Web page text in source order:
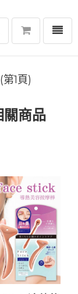
選單
1頁)
關商品